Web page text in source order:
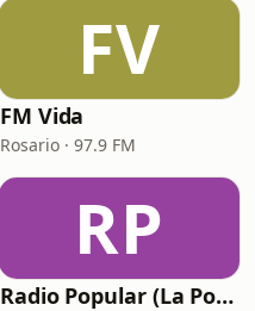
FV
FM Vida
Rosario · 97.9 FM
RP
Radio Popular (La Popu)